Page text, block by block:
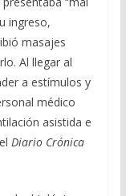
ingreso,
masajes
Al llegar al
a estímulos y
médico
asistida e
Diario Crónica